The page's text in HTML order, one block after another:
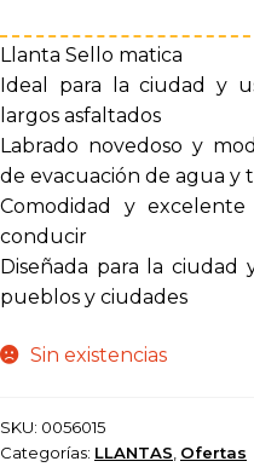
original
era:
$ 210.000.
es:
$
Llanta Sello matica
Ideal para la ciudad y
largos asfaltados
Labrado novedoso y
de evacuación de agua y
Comodidad y excelente
conducir
Diseñada para la ciudad
pueblos y ciudades
Sin existencias
SKU: 0056015
Categorías: LLANTAS Ofertas